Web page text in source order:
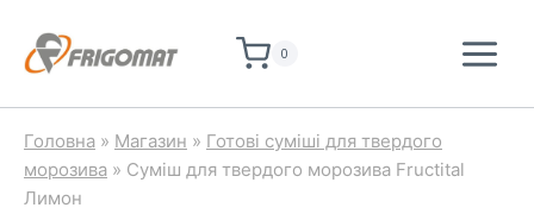
0
Головна » Магазин » Готові суміші для твердого
морозива » Суміш для твердого морозива Fructital
Лимон